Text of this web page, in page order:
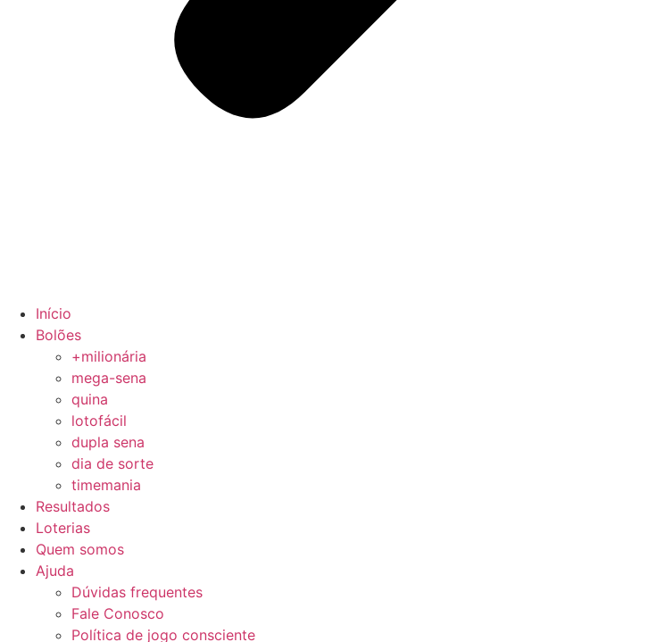
Início
Bolões
+milionária
mega-sena
quina
lotofácil
dupla sena
dia de sorte
timemania
Resultados
Loterias
Quem somos
Ajuda
Dúvidas frequentes
Fale Conosco
Política de jogo consciente